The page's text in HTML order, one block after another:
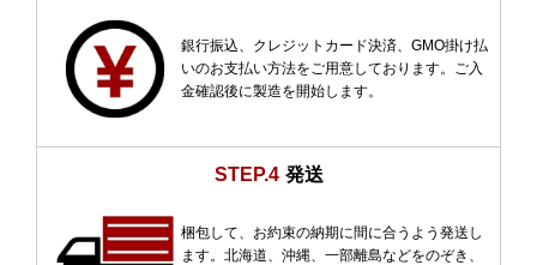
銀行振込、クレジットカード決済、GMO掛け払
いのお支払い方法をご用意しております。ご入
金確認後に製造を開始します。
STEP.4 発送
梱包して、お約束の納期に間に合うよう発送し
ます。北海道、沖縄、一部離島などをのぞき、